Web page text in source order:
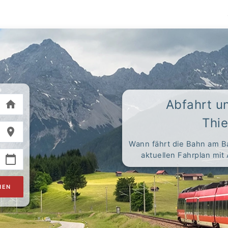
Abfahrt
Wann fährt die Bahn am
aktuellen Fahrplan